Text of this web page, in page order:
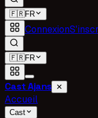
🇫🇷FR
Connexion
🇫🇷FR
Cast Ajans ✕
Accueil
Cast